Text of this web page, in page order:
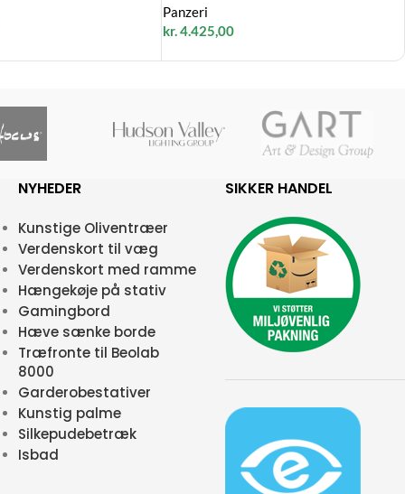
Panzeri
kr.4.425,00
NYHEDER
Kunstige Oliventræer
Verdenskort til væg
Verdenskort med ramme
Hængekøje på stativ
Gamingbord
Hæve sænke borde
Træfronte til Beolab
8000
Garderobestativer
Kunstig palme
Silkepudebetræk
Isbad
SIKKER HANDEL